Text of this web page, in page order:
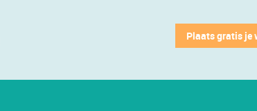
Plaats gratis je